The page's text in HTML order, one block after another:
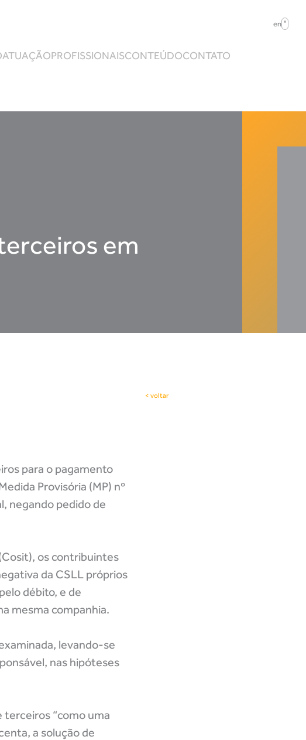
en
ATUAÇÃOPROFISSIONAISCONTEÚDOCONTATO
em
para o pagamento
Provisória (MP) nº
negando pedido de
os contribuintes
da CSLL próprios
débito, e de
mesma companhia.
levando-se
nas hipóteses
terceiros “como uma
a solução de
< voltar